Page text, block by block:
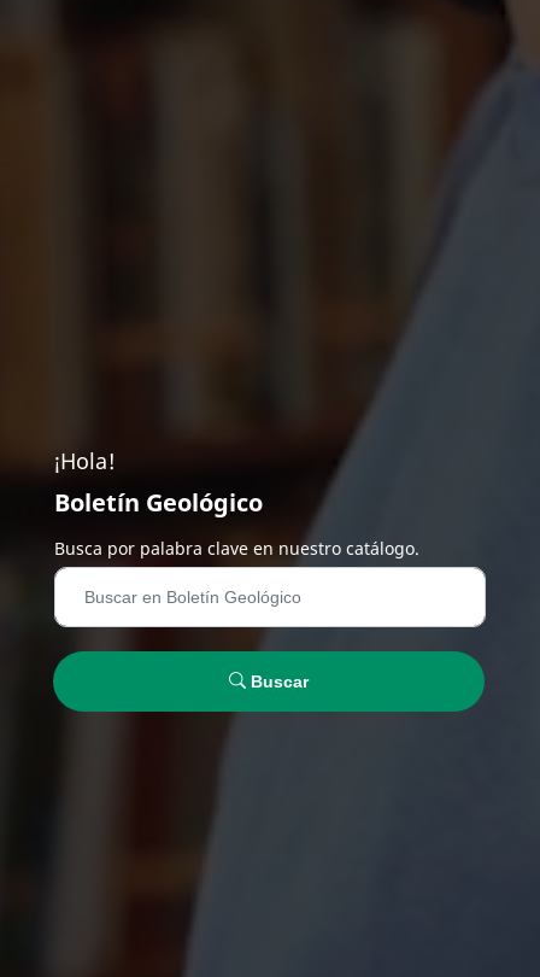
¡Hola!
Boletín Geológico
Busca por palabra clave en nuestro catálogo.
Buscar